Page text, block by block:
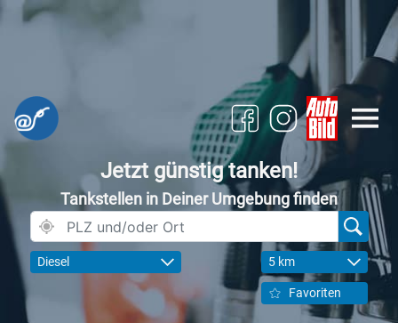
Jetzt günstig tanken!
Tankstellen in Deiner Umgebung finden
Diesel 5 km
Favoriten